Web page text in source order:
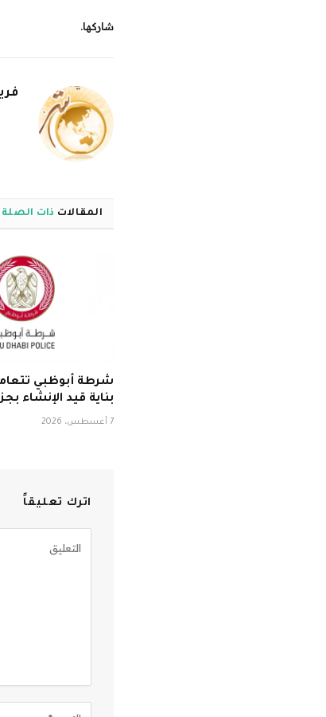
شاركها.
المقالات ذات الصلة
شرطة أبوظبي
بناية قيد الإنشاء
7 أغسطس، 2026
اترك تعليقاً